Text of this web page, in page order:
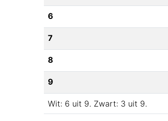
6
7
8
9
Wit: 6 uit 9. Zwart: 3 uit 9.